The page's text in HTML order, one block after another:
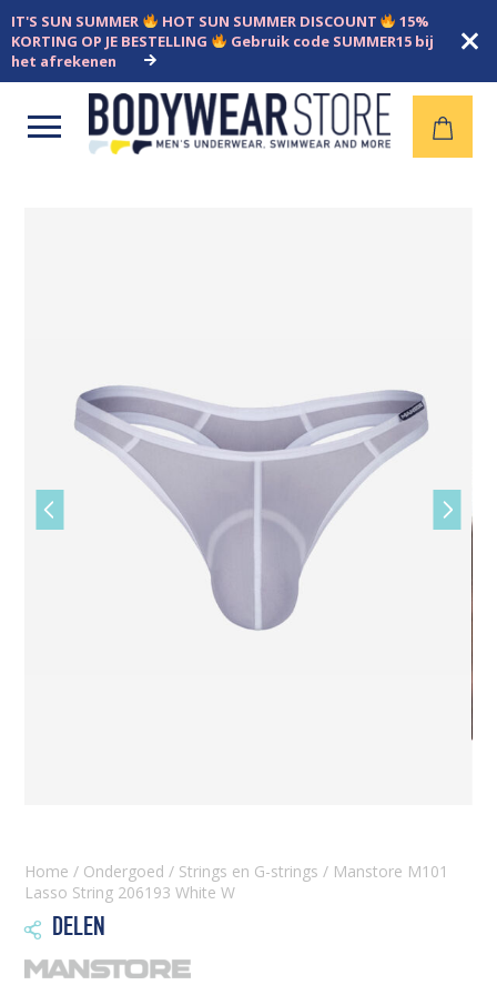
IT'S SUN SUMMER HOT SUN SUMMER DISCOUNT
15%
KORTING OP JE BESTELLING
Gebruik code SUMMER15 bij
het afrekenen
Open
Vorige
slide
slide
Home / Ondergoed / Strings en G-strings / Manstore M101
Lasso String 206193 White W
 DELEN